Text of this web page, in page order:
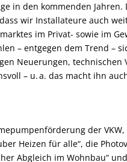
in den kommenden Jahren.
wir Installateure auch
im Privat- sowie im
– entgegen dem Trend –
Neuerungen, technischen
– u. a. das macht ihn
der
Heizen für alle“, die
Abgleich im Wohnbau“